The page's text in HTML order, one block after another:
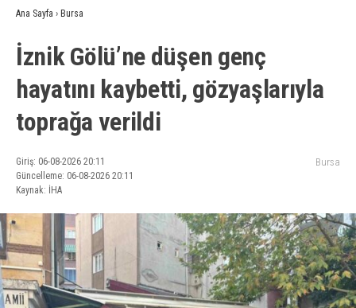
Ana Sayfa › Bursa
İznik Gölü’ne düşen genç
hayatını kaybetti, gözyaşlarıyla
toprağa verildi
Giriş: 06-08-2026 20:11
Güncelleme: 06-08-2026 20:11
Kaynak: İHA
Bursa